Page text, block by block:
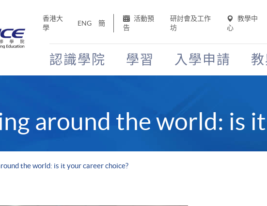
香港大
學
ENG 簡
活動預
告
研討會及工作
坊
教學中
心
認識學院 學習 入學申請
around the world: is
the world: is it your career choice?